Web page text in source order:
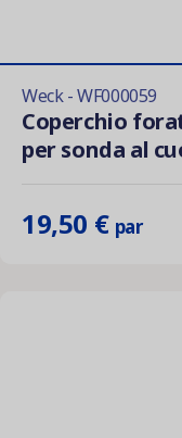
Weck - WF000059
Coperchio
per sonda al
19,50 € par